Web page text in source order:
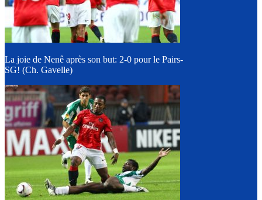
La joie de Nenê après son but: 2-0 pour le Pairs-
SG! (Ch. Gavelle)